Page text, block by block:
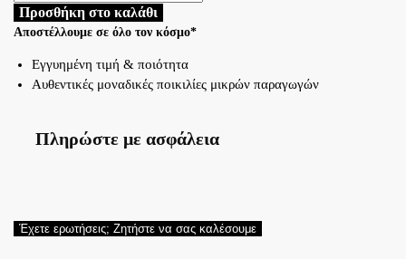
Προσθήκη στο καλάθι
Αποστέλλουμε σε όλο τον κόσμο*
Εγγυημένη τιμή & ποιότητα
Αυθεντικές μοναδικές ποικιλίες μικρών παραγωγών
Πληρώστε με ασφάλεια
Έχετε ερωτήσεις; Ζητήστε να σας καλέσουμε